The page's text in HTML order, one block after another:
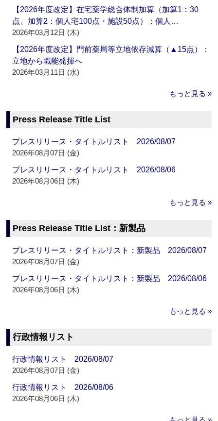
【2026年度改定】在宅薬学総合体制加算（加算1：30
点、加算2：個人宅100点・施設50点）：個人…
2026年03月12日 (木)
【2026年度改定】門前薬局等立地依存減算（▲15点）：
立地から職能発揮へ
2026年03月11日 (水)
もっと見る »
Press Release Title List
プレスリリース・タイトルリスト 2026/08/07
2026年08月07日 (金)
プレスリリース・タイトルリスト 2026/08/06
2026年08月06日 (木)
もっと見る »
Press Release Title List：新製品
プレスリリース・タイトルリスト：新製品 2026/08/07
2026年08月07日 (金)
プレスリリース・タイトルリスト：新製品 2026/08/06
2026年08月06日 (木)
もっと見る »
行政情報リスト
行政情報リスト 2026/08/07
2026年08月07日 (金)
行政情報リスト 2026/08/06
2026年08月06日 (木)